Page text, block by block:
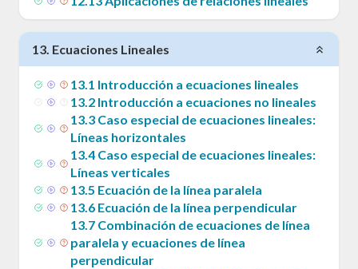
13. Ecuaciones Lineales
13.1 Introducción a ecuaciones lineales
13.2 Introducción a ecuaciones no lineales
13.3 Caso especial de ecuaciones lineales:
Líneas horizontales
13.4 Caso especial de ecuaciones lineales:
Líneas verticales
13.5 Ecuación de la línea paralela
13.6 Ecuación de la línea perpendicular
13.7 Combinación de ecuaciones de línea
paralela y ecuaciones de línea
perpendicular